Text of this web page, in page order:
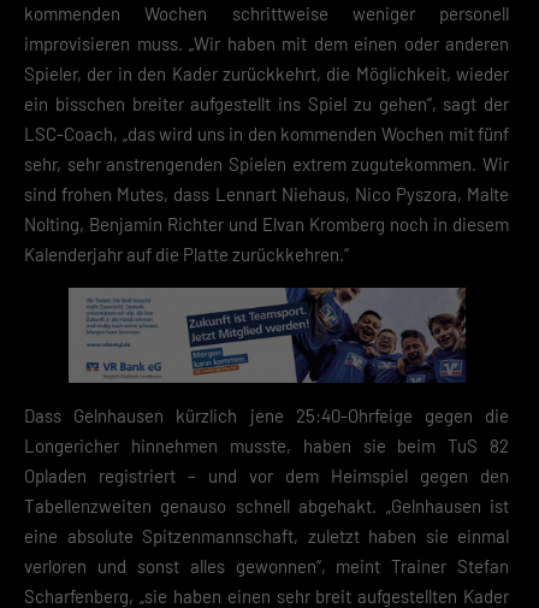
kommenden Wochen schrittweise weniger personell
improvisieren muss. „Wir haben mit dem einen oder anderen
Spieler, der in den Kader zurückkehrt, die Möglichkeit, wieder
ein bisschen breiter aufgestellt ins Spiel zu gehen“, sagt der
LSC-Coach, „das wird uns in den kommenden Wochen mit fünf
sehr, sehr anstrengenden Spielen extrem zugutekommen. Wir
sind frohen Mutes, dass Lennart Niehaus, Nico Pyszora, Malte
Nolting, Benjamin Richter und Elvan Kromberg noch in diesem
Kalenderjahr auf die Platte zurückkehren.“
Dass Gelnhausen kürzlich jene 25:40-Ohrfeige gegen die
Longericher hinnehmen musste, haben sie beim TuS 82
Opladen registriert – und vor dem Heimspiel gegen den
Tabellenzweiten genauso schnell abgehakt. „Gelnhausen ist
eine absolute Spitzenmannschaft, zuletzt haben sie einmal
verloren und sonst alles gewonnen“, meint Trainer Stefan
Scharfenberg, „sie haben einen sehr breit aufgestellten Kader